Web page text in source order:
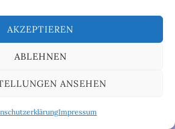
AKZEPTIEREN
ABLEHNEN
ANSEHEN
Impressum